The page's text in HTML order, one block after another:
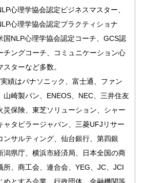
心理学協会認定ビジネスマスター、
心理学協会認定プラクティショナ
国NLP心理学協会認定コーチ、GCS認
チングコーチ、コミュニケーション心
スターなど多数。
績はパナソニック、富士通、ファン
山崎製パン、ENEOS、NEC、三井住友
災保険、東芝ソリューション、シャー
ャタピラージャパン、三菱UFJリサー
ンサルティング、仙台銀行、第四銀
潟県庁、横浜市経済局、日本全国の商
所、商工会、連合会、YEG、JC、JCI
めとする企業、行政団体、金融機関等